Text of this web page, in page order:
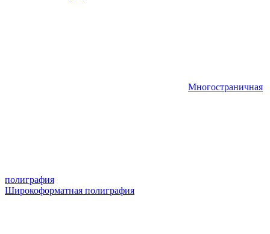
Многостраничная
полиграфия
Широкоформатная полиграфия